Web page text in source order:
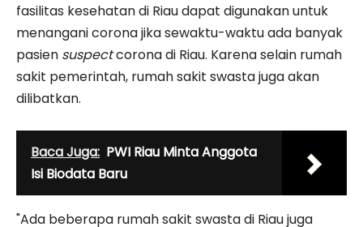
fasilitas kesehatan di Riau dapat digunakan untuk
menangani corona jika sewaktu-waktu ada banyak
pasien suspectcorona di Riau. Karena selain rumah
sakit pemerintah, rumah sakit swasta juga akan
dilibatkan.
Baca Juga: PWI Riau Minta Anggota
Isi Biodata Baru
"Ada beberapa rumah sakit swasta di Riau juga